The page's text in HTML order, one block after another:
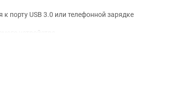
порту USB 3.0 или телефонной зарядке
устройства